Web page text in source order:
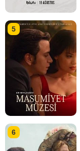
5
6